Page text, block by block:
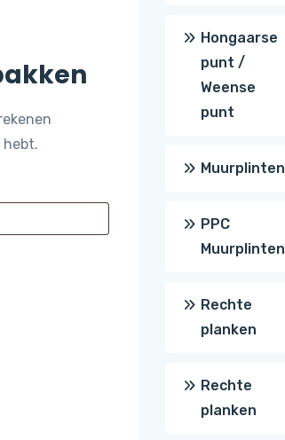
hebt.
Hongaarse
punt /
Weense
punt
Muurplinten
PPC
Muurplinten
Rechte
planken
Rechte
planken